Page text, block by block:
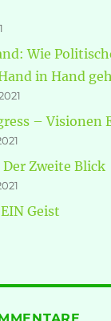
Wie
in Hand
– Visionen
Zweite Blick
Geist